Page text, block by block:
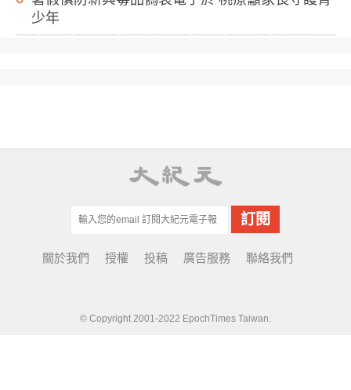
少年
關於我們 授權 投稿 廣告服務 聯絡我們
© Copyright 2001-2022 EpochTimes Taiwan.